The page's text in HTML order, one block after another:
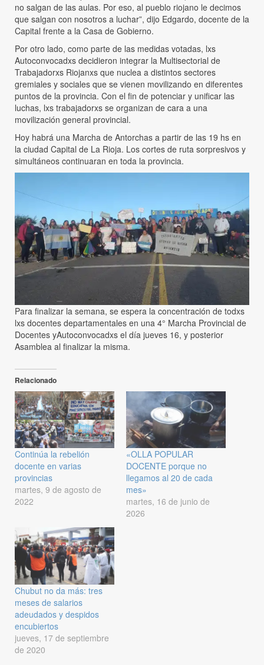
no salgan de las aulas. Por eso, al pueblo riojano le decimos
que salgan con nosotros a luchar”, dijo Edgardo, docente de la
Capital frente a la Casa de Gobierno.
Por otro lado, como parte de las medidas votadas, lxs
Autoconvocadxs decidieron integrar la Multisectorial de
Trabajadorxs Riojanxs que nuclea a distintos sectores
gremiales y sociales que se vienen movilizando en diferentes
puntos de la provincia. Con el fin de potenciar y unificar las
luchas, lxs trabajadorxs se organizan de cara a una
movilización general provincial.
Hoy habrá una Marcha de Antorchas a partir de las 19 hs en
la ciudad Capital de La Rioja. Los cortes de ruta sorpresivos y
simultáneos continuaran en toda la provincia.
Para finalizar la semana, se espera la concentración de todxs
lxs docentes departamentales en una 4° Marcha Provincial de
Docentes yAutoconvocadxs el día jueves 16, y posterior
Asamblea al finalizar la misma.
Relacionado
Continúa la rebelión
docente en varias
provincias
martes, 9 de agosto de
2022
«OLLA POPULAR
DOCENTE porque no
llegamos al 20 de cada
mes»
martes, 16 de junio de
2026
Chubut no da más: tres
meses de salarios
adeudados y despidos
encubiertos
jueves, 17 de septiembre
de 2020